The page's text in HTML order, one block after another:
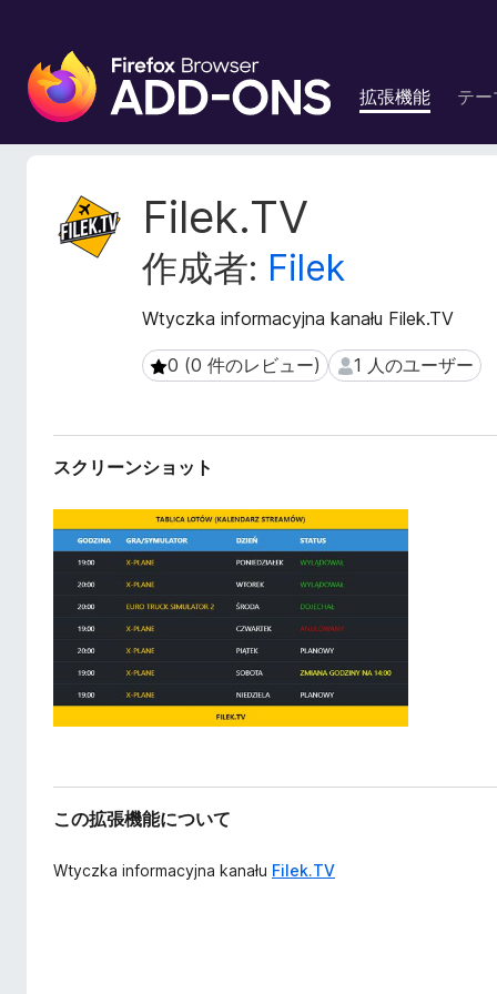
F
i
e
拡張機能 テー
Filek.TV
作成者: Filek
Wtyczka informacyjna kanału Filek.TV
0 (0 件のレビュー)
0 (0 件のレビュー) 1 人のユーザー
1 人のユーザー
張
機
スクリーンショット
この拡張機能について
Wtyczka informacyjna kanału Filek.TV